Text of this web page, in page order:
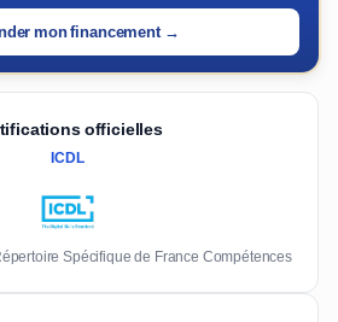
mon financement →
officielles
ICDL
Spécifique de France Compétences